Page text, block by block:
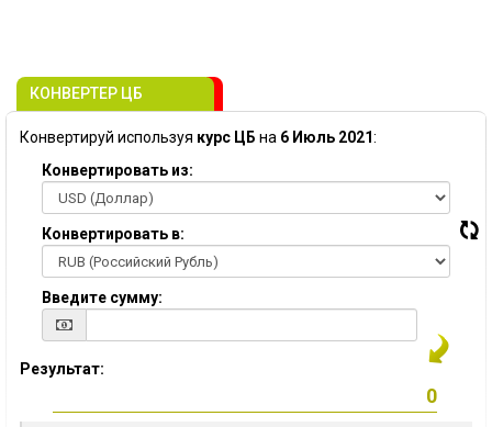
КОНВЕРТЕР ЦБ
Конвертируй используя курс ЦБ на 6 Июль 2021:
Конвертировать из:
Конвертировать в:
Введите сумму:
Результат: